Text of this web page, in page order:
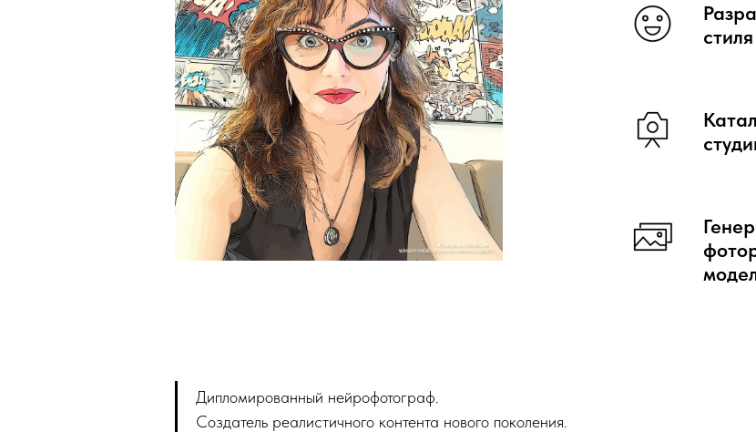
Дипломированный нейрофотограф.
Создатель реалистичного контента нового поколения.